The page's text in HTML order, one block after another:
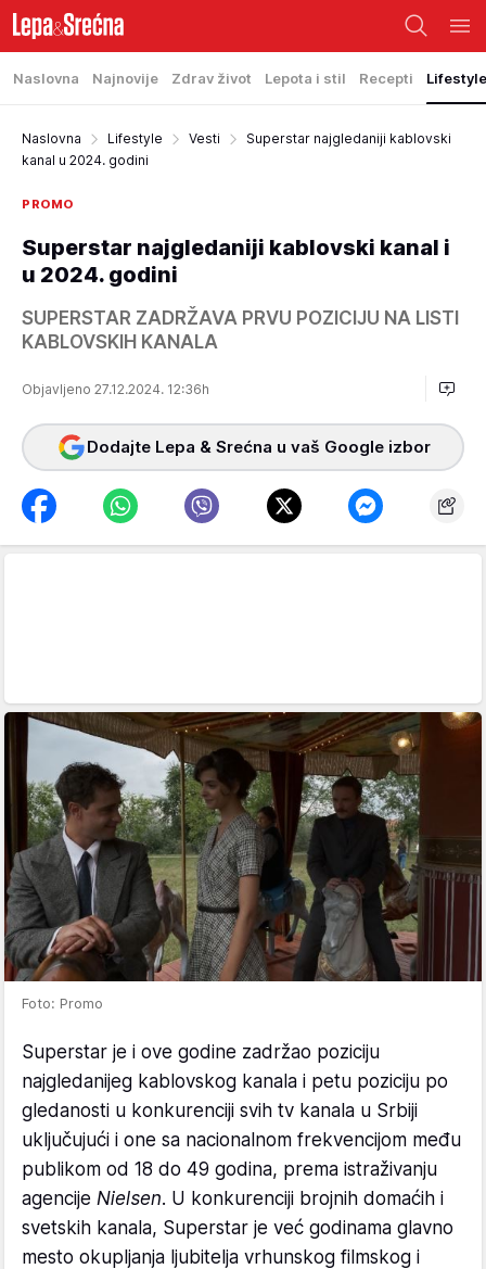
Naslovna Najnovije Zdrav život Lepota i stil Recepti Lifestyle
Naslovna Lifestyle Vesti
Superstar najgledaniji kablovski
kanal u 2024. godini
PROMO
Superstar najgledaniji kablovski kanal i
u 2024. godini
SUPERSTAR ZADRŽAVA PRVU POZICIJU NA LISTI
KABLOVSKIH KANALA
Objavljeno 27.12.2024. 12:36h
Dodajte Lepa & Srećna u vaš Google izbor
Foto: Promo
Superstar je i ove godine zadržao poziciju
najgledanijeg kablovskog kanala i petu poziciju po
gledanosti u konkurenciji svih tv kanala u Srbiji
uključujući i one sa nacionalnom frekvencijom među
publikom od 18 do 49 godina, prema istraživanju
agencije Nielsen. U konkurenciji brojnih domaćih i
svetskih kanala, Superstar je već godinama glavno
mesto okupljanja ljubitelja vrhunskog filmskog i